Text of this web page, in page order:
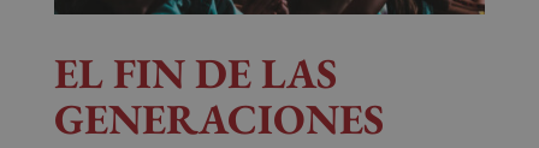
EL FIN DE LAS
GENERACIONES